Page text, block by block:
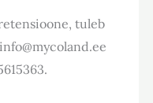
tuleb